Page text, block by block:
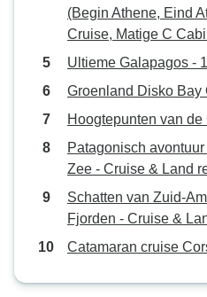
(Begin Athene, Eind
Cruise, Matige C
Ultieme Galapagos -
Groenland Disko Bay
Hoogtepunten van
Patagonisch avontuur
Zee - Cruise & Land
Schatten van Zuid-
Fjorden - Cruise &
Catamaran cruise